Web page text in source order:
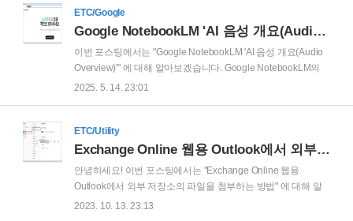
는 컴퓨터의 전원을 켜는 기술을 의미 합니다. 추가로 조금 더
자세하게 설명을 드리기 위해, WOL (Wake on LAN) 에 대해
이미지 한장으로 표현 해달라고 했더니 아래와 같은 깔끔한 이
미지를 생성해 주었습니다. 위 이미지 정도의 설명이면 이해가
잘 되셨으리라 생각 되네요..
ETC/Google
Google NotebookLM 'AI 음성 개요(Audio Overview)'
이번 포스팅에서는 "Google NotebookLM 'AI 음성 개요(Audio
Overview)'" 에 대해 알아보겠습니다. Google NotebookLM의
AI 음성 개요 기능이 4월30일 기준으로 한국어를 지원하기 시작
사용자가 업로드 한 자료를 기반으로 흥미로운 팟캐스트 형태
의 대화로 들려주는 AI 음성 서비스 입니다.) Notebooklm 사이
보기' 를 클릭 합니다. NotebookLM에 오신 것을 환영합니다. 팝
업 화면에서, '확인' 을 클릭 합니다. Notebo..
2025. 5. 14. 23:01
ETC/Utility
Exchange Online 웹용 Outlook에서 외부 저장소의 파일을 첨부하는 방법
안녕하세요! 이번 포스팅에서는 "Exchange Online 웹용
Outlook에서 외부 저장소의 파일을 첨부하는 방법" 에 대해 알
아보겠습니다. Exchange Online의 웹용 Outlook (=Outlook on
2023. 10. 13. 23:13